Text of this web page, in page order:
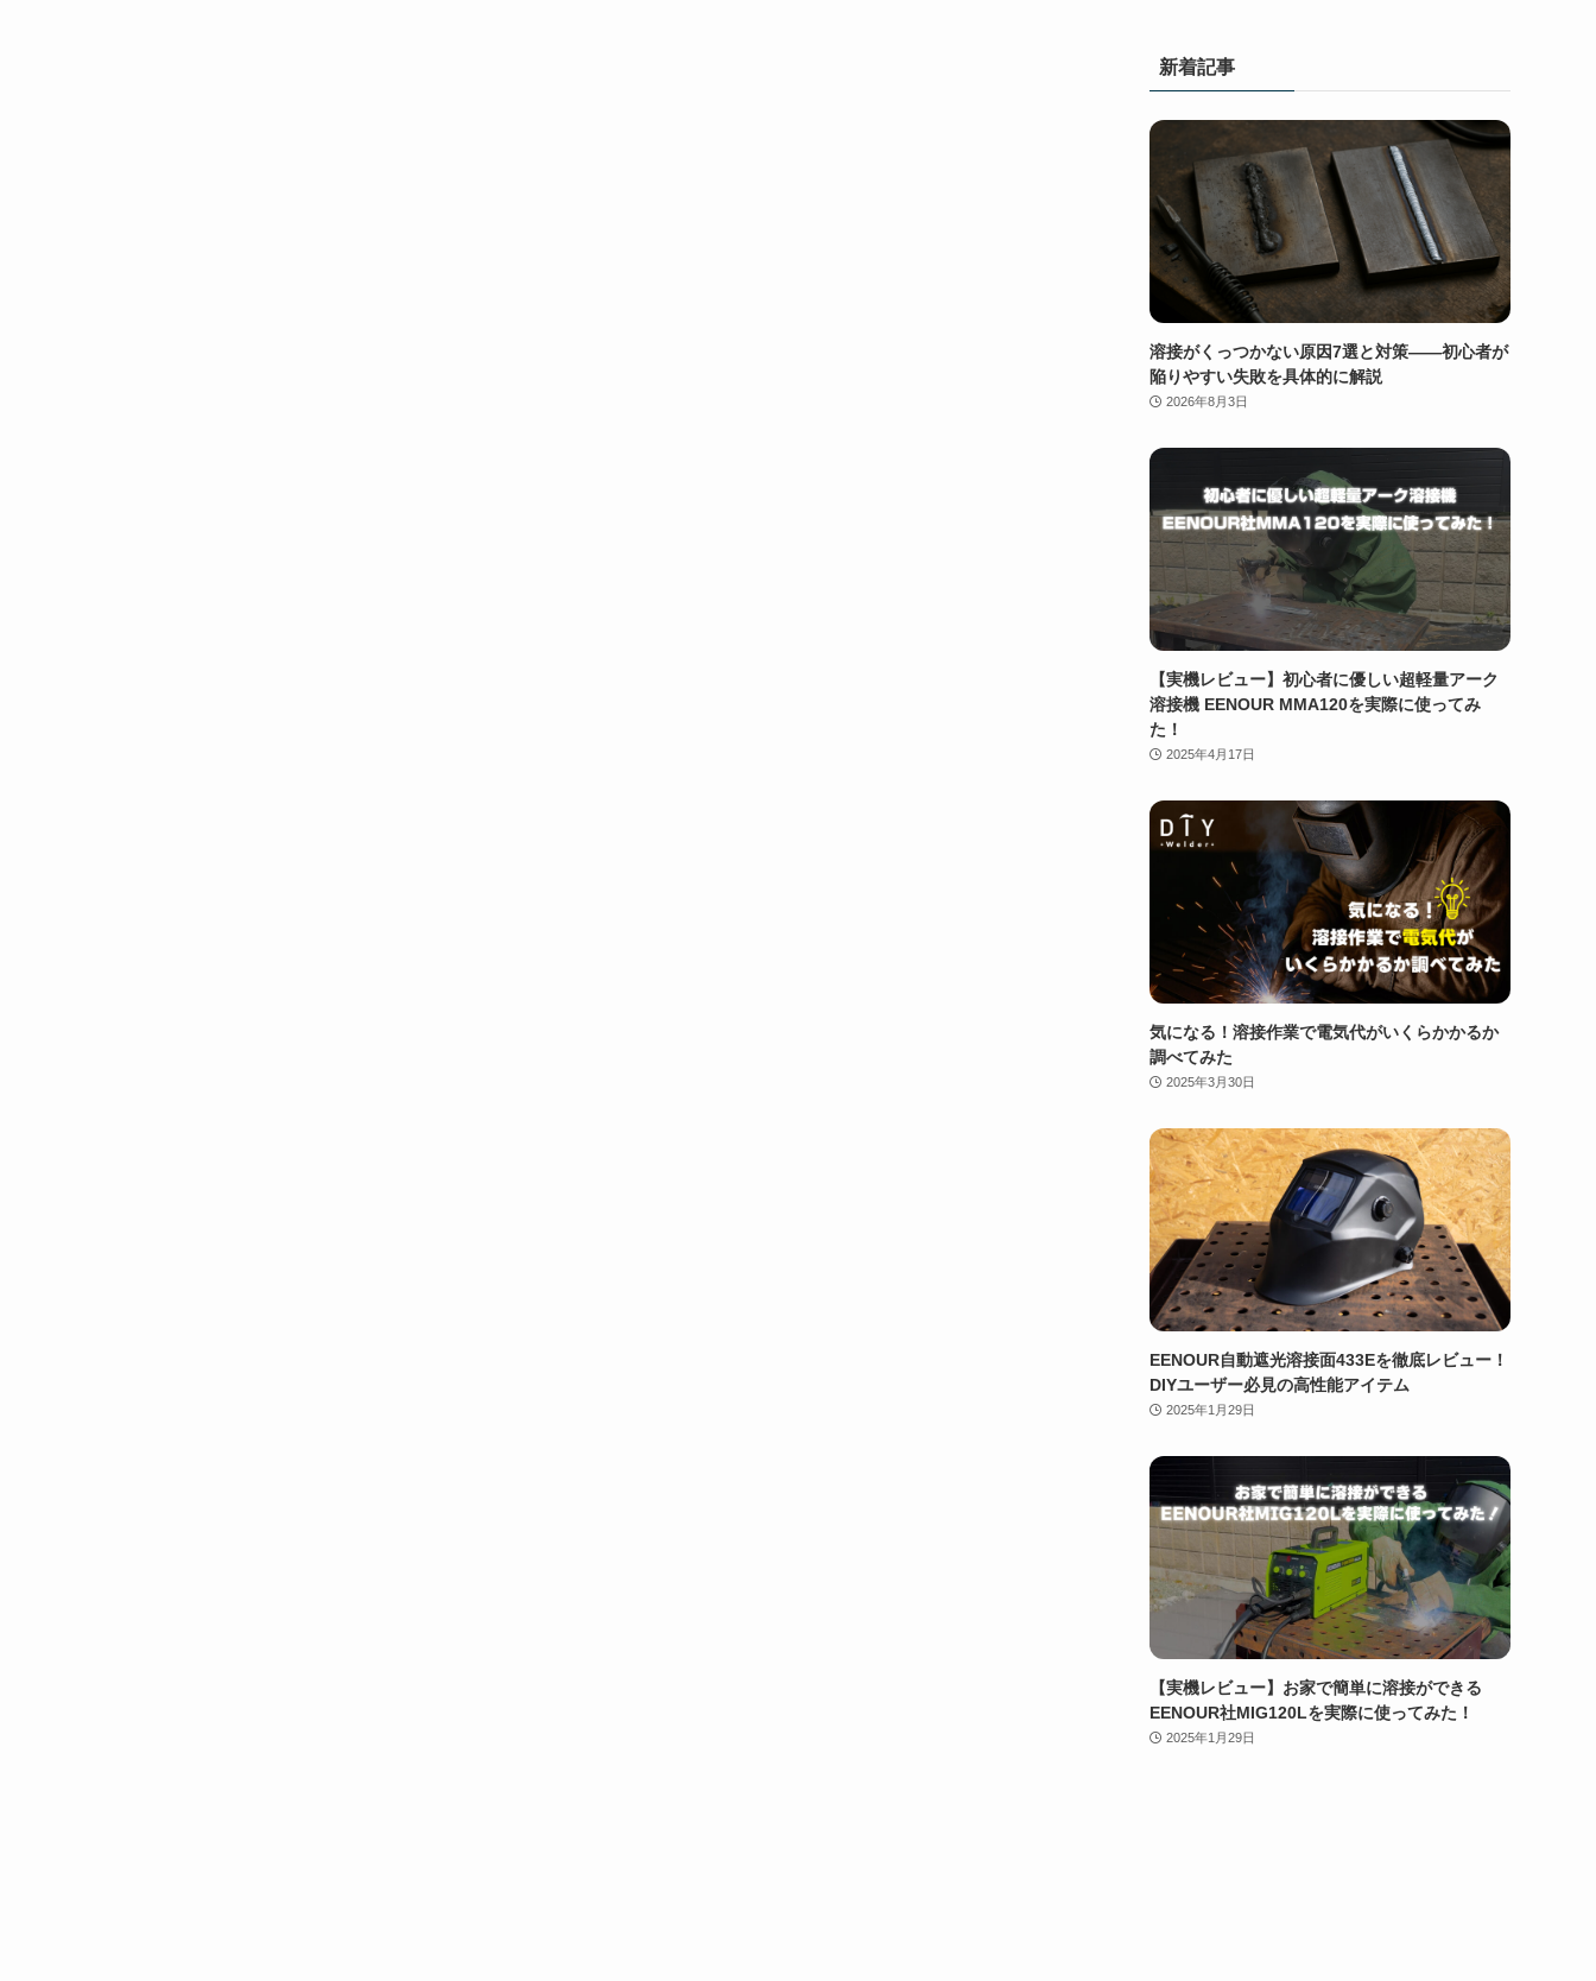
新着記事
溶接がくっつかない原因7選と対策——初心者が
陥りやすい失敗を具体的に解説
2026年8月3日
【実機レビュー】初心者に優しい超軽量アーク
溶接機 EENOUR MMA120を実際に使ってみ
た！
2025年4月17日
気になる！溶接作業で電気代がいくらかかるか
調べてみた
2025年3月30日
EENOUR自動遮光溶接面433Eを徹底レビュー！
DIYユーザー必見の高性能アイテム
2025年1月29日
【実機レビュー】お家で簡単に溶接ができる
EENOUR社MIG120Lを実際に使ってみた！
2025年1月29日